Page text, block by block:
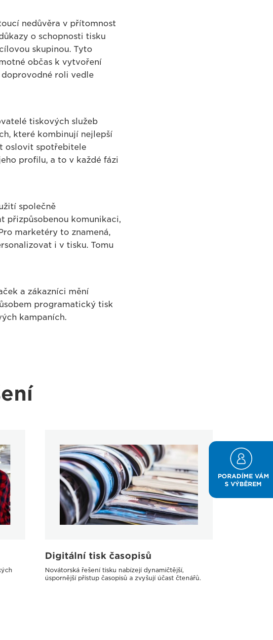
nedůvěra v přítomnost
o schopnosti tisku
skupinou. Tyto
občas k vytvoření
roli vedle
tiskových služeb
které kombinují nejlepší
oslovit spotřebitele
profilu, a to v každé fázi
společně
přizpůsobenou komunikaci,
marketéry to znamená,
i v tisku. Tomu
a zákazníci mění
programatický tisk
kampaních.
Digitální tisk časopisů
Novátorská řešení tisku nabízejí dynamičtější,
úspornější přístup časopisů a zvyšují účast čtenářů.
PORADÍME VÁM
S VÝBĚREM